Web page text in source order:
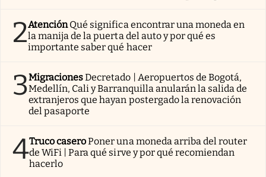
2AtenciónQué significa encontrar una moneda en
la manija de la puerta del auto y por qué es
importante saber qué hacer
3MigracionesDecretado | Aeropuertos de Bogotá,
Medellín, Cali y Barranquilla anularán la salida de
extranjeros que hayan postergado la renovación
del pasaporte
4Truco caseroPoner una moneda arriba del router
de WiFi | Para qué sirve y por qué recomiendan
hacerlo